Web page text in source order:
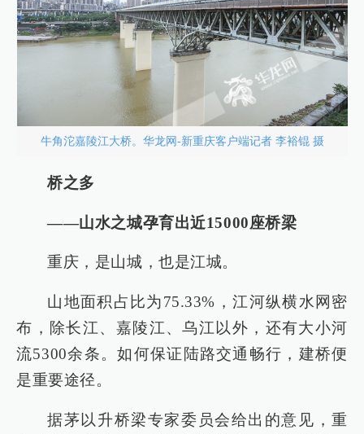
牛角沱嘉陵江大桥。华龙网-新重庆客户端记者 李裕锟 摄
桥之多
——山水之城孕育出近15000座桥梁
重庆，是山城，也是江城。
山地面积占比为75.33%，江河纵横水网密
布，除长江、嘉陵江、乌江以外，还有大小河
流5300余条。如何保证陆路交通畅行，建桥便
是重要途径。
据茅以升桥梁专家委员会给出的意见，重